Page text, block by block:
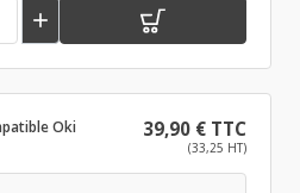

Oki
39,90 € TTC
(33,25 HT)